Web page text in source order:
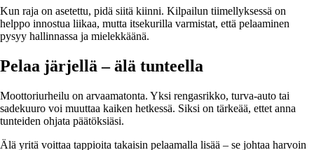
Kun raja on asetettu, pidä siitä kiinni. Kilpailun tiimellyksessä on
helppo innostua liikaa, mutta itsekurilla varmistat, että pelaaminen
pysyy hallinnassa ja mielekkäänä.
Pelaa järjellä – älä tunteella
Moottoriurheilu on arvaamatonta. Yksi rengasrikko, turva-auto tai
sadekuuro voi muuttaa kaiken hetkessä. Siksi on tärkeää, ettet anna
tunteiden ohjata päätöksiäsi.
Älä yritä voittaa tappioita takaisin pelaamalla lisää – se johtaa harvoin